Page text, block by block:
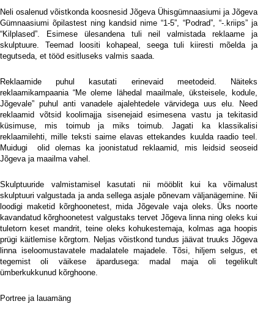
Neli osalenud võistkonda koosnesid Jõgeva Ühisgümnaasiumi ja Jõgeva
Gümnaasiumi õpilastest ning kandsid nime “1-5”, “Podrad”, “-.kriips” ja
“Kilplased”. Esimese ülesandena tuli neil valmistada reklaame ja
skulptuure. Teemad loositi kohapeal, seega tuli kiiresti mõelda ja
tegutseda, et tööd esitluseks valmis saada.
Reklaamide puhul kasutati erinevaid meetodeid. Näiteks
reklaamikampaania “Me oleme lähedal maailmale, üksteisele, kodule,
Jõgevale” puhul anti vanadele ajalehtedele värvidega uus elu. Need
reklaamid võtsid koolimajja sisenejaid esimesena vastu ja tekitasid
küsimuse, mis toimub ja miks toimub. Jagati ka klassikalisi
reklaamilehti, mille teksti saime elavas ettekandes kuulda raadio teel.
Muidugi
olid olemas ka joonistatud reklaamid, mis leidsid seoseid
Jõgeva ja maailma vahel.
Skulptuuride valmistamisel kasutati nii mööblit kui ka võimalust
skulptuuri valgustada ja anda sellega asjale põnevam väljanägemine. Nii
loodigi maketid kõrghoonetest, mida Jõgevale vaja oleks. Üks noorte
kavandatud kõrghoonetest valgustaks tervet Jõgeva linna ning oleks kui
tuletorn keset mandrit, teine oleks kohukestemaja, kolmas aga hoopis
prügi käitlemise kõrgtorn. Neljas võistkond tundus jäävat truuks Jõgeva
linna iseloomustavatele madalatele majadele. Tõsi, hiljem selgus, et
tegemist oli väikese äpardusega: madal maja oli tegelikult
ümberkukkunud kõrghoone.
Portree ja lauamäng